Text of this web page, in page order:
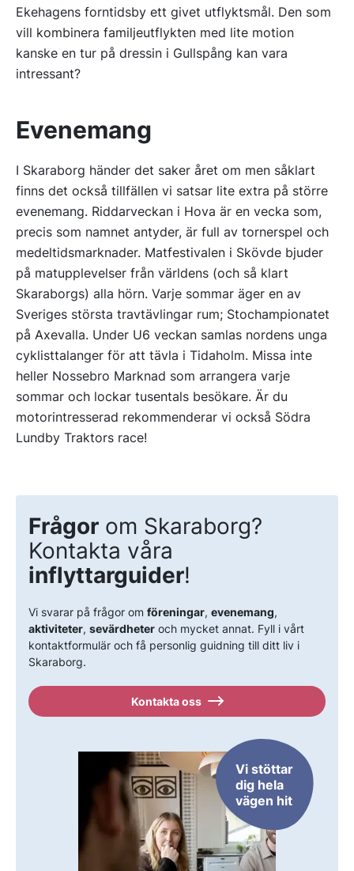
Ekehagens forntidsby ett givet utflyktsmål. Den som
vill kombinera familjeutflykten med lite motion
kanske en tur på dressin i Gullspång kan vara
intressant?
Evenemang
I Skaraborg händer det saker året om men såklart
finns det också tillfällen vi satsar lite extra på större
evenemang. Riddarveckan i Hova är en vecka som,
precis som namnet antyder, är full av tornerspel och
medeltidsmarknader. Matfestivalen i Skövde bjuder
på matupplevelser från världens (och så klart
Skaraborgs) alla hörn. Varje sommar äger en av
Sveriges största travtävlingar rum; Stochampionatet
på Axevalla. Under U6 veckan samlas nordens unga
cyklisttalanger för att tävla i Tidaholm. Missa inte
heller Nossebro Marknad som arrangera varje
sommar och lockar tusentals besökare. Är du
motorintresserad rekommenderar vi också Södra
Lundby Traktors race!
Frågor om Skaraborg?
Kontakta våra
inflyttarguider!
Vi svarar på frågor om föreningar, evenemang,
aktiviteter, sevärdheter och mycket annat. Fyll i vårt
kontaktformulär och få personlig guidning till ditt liv i
Skaraborg.
Kontakta oss
Vi stöttar
dig hela
vägen hit